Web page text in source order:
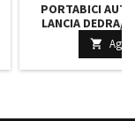
PORTABICI
LANCIA DEDRA/
ACCIAIO
ATTACCHI
